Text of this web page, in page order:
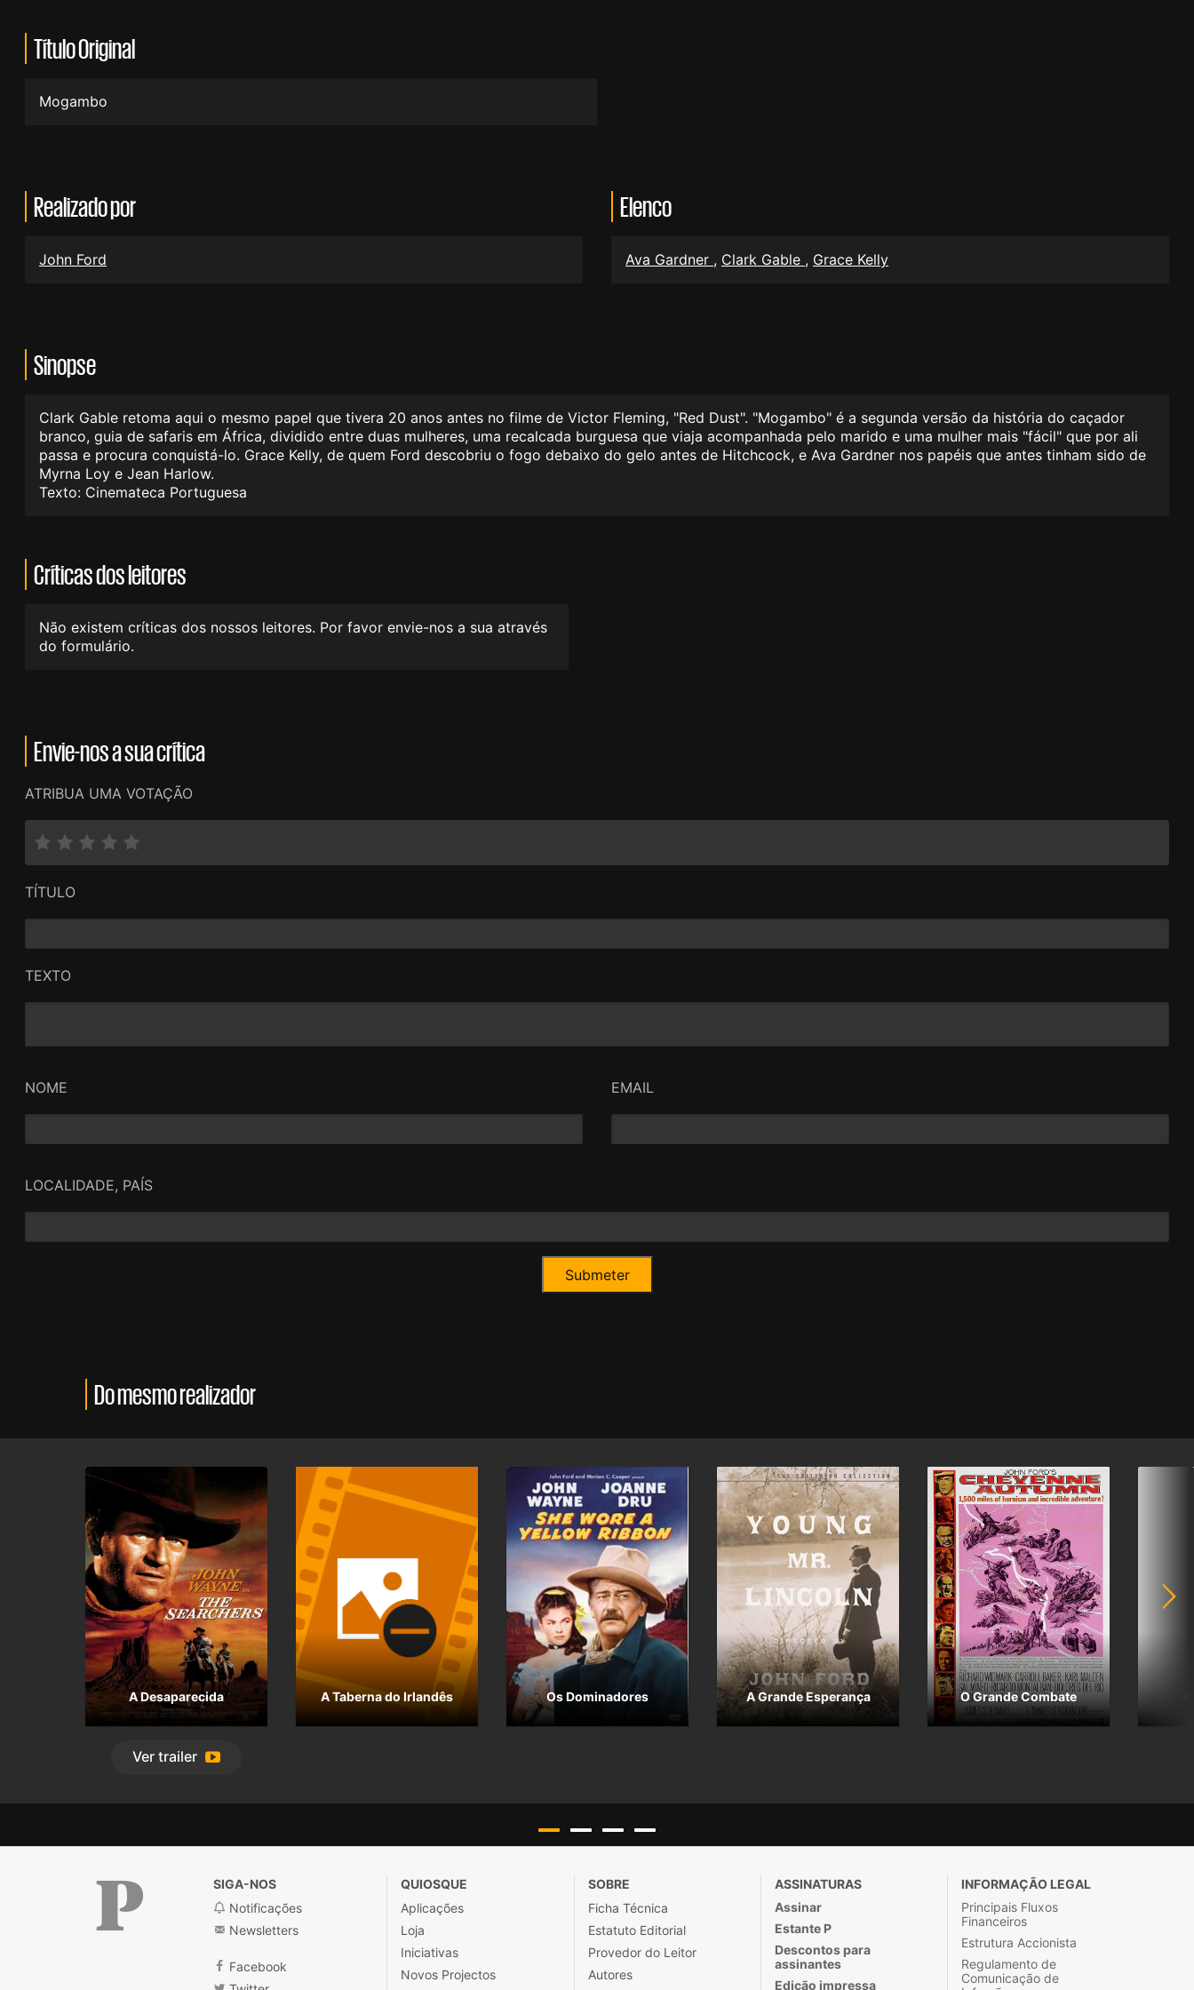
Título Original
Mogambo
Realizado por
John Ford
Elenco
Ava Gardner , Clark Gable , Grace Kelly
Sinopse
Clark Gable retoma aqui o mesmo papel que tivera 20 anos antes no filme de Victor Fleming, "Red Dust". "Mogambo" é a segunda versão da história do caçador
branco, guia de safaris em África, dividido entre duas mulheres, uma recalcada burguesa que viaja acompanhada pelo marido e uma mulher mais "fácil" que por ali
passa e procura conquistá-lo. Grace Kelly, de quem Ford descobriu o fogo debaixo do gelo antes de Hitchcock, e Ava Gardner nos papéis que antes tinham sido de
Myrna Loy e Jean Harlow.
Texto: Cinemateca Portuguesa
Críticas dos leitores
Não existem críticas dos nossos leitores. Por favor envie-nos a sua através
do formulário.
Envie-nos a sua crítica
ATRIBUA UMA VOTAÇÃO
TÍTULO
TEXTO
NOME EMAIL
LOCALIDADE, PAÍS
Do mesmo realizador
A Desaparecida
Ver trailer
A Taberna do Irlandês Os Dominadores A Grande Esperança O Grande Combate
SIGA-NOS
Notificações
Newsletters
Facebook
QUIOSQUE
Aplicações
Loja
Iniciativas
Novos Projectos
SOBRE
Ficha Técnica
Estatuto Editorial
Provedor do Leitor
Autores
ASSINATURAS
Assinar
Estante P
Descontos para
assinantes
Edição impressa
INFORMAÇÃO LEGAL
Principais Fluxos
Financeiros
Estrutura Accionista
Regulamento de
Comunicação de